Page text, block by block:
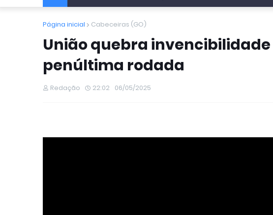
Página inicial Cabeceiras (GO)
União quebra
penúltima rodada
Redação 22:02 06/05/2025